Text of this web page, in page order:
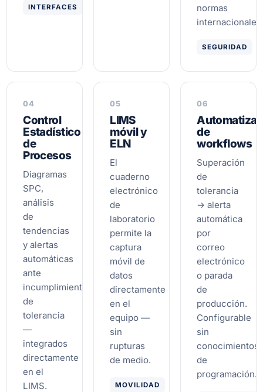
INTERFACES
normas
internacionales.
SEGURIDAD
04
Control
Estadístico
de
Procesos
Diagramas
SPC,
análisis
de
tendencias
y alertas
automáticas
ante
incumplimientos
de
tolerancia
—
integrados
directamente
en el
LIMS.
05
LIMS
móvil y
ELN
El
cuaderno
electrónico
de
laboratorio
permite la
captura
móvil de
datos
directamente
en el
equipo —
sin
rupturas
de medio.
MOVILIDAD
06
de
workflows
Superación
de
tolerancia
→ alerta
automática
por
correo
electrónico
o parada
de
producción.
Configurable
sin
conocimientos
de
programación.